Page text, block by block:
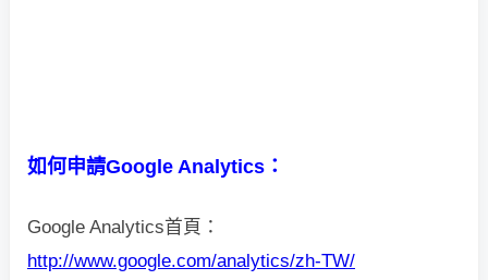
如何申請Google Analytics：
Google Analytics首頁：
http://www.google.com/analytics/zh-TW/